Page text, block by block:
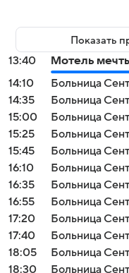
Показать
13:40
Мотель
14:10
Больница
14:35
Больница
15:00
Больница
15:25
Больница
15:45
Больница
16:10
Больница
16:35
Больница
16:55
Больница
17:20
Больница
17:40
Больница
18:05
Больница
18:30
Больница